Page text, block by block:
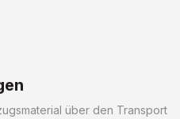
über den Transport